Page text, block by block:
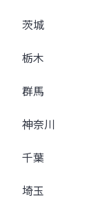
茨城
栃木
群馬
神奈川
千葉
埼玉